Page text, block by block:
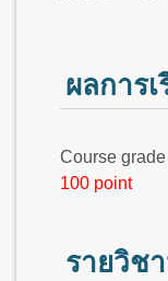
ผลการ
Course
100 point
รายวิช